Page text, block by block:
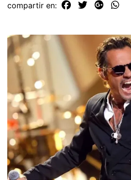
compartir en: